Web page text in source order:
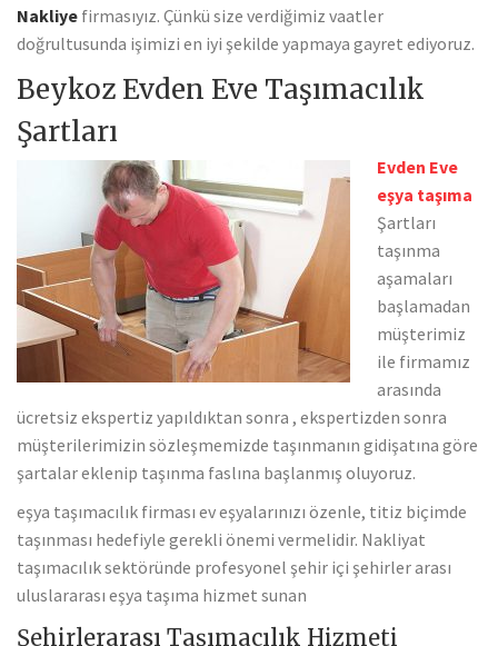
Nakliye firmasıyız. Çünkü size verdiğimiz vaatler
doğrultusunda işimizi en iyi şekilde yapmaya gayret ediyoruz.
Beykoz Evden Eve Taşımacılık
Şartları
Evden Eve
eşya taşıma
Şartları
taşınma
aşamaları
başlamadan
müşterimiz
ile firmamız
arasında
ücretsiz ekspertiz yapıldıktan sonra , ekspertizden sonra
müşterilerimizin sözleşmemizde taşınmanın gidişatına göre
şartalar eklenip taşınma faslına başlanmış oluyoruz.
eşya taşımacılık firması ev eşyalarınızı özenle, titiz biçimde
taşınması hedefiyle gerekli önemi vermelidir. Nakliyat
taşımacılık sektöründe profesyonel şehir içi şehirler arası
uluslararası eşya taşıma hizmet sunan
Şehirlerarası Taşımacılık Hizmeti